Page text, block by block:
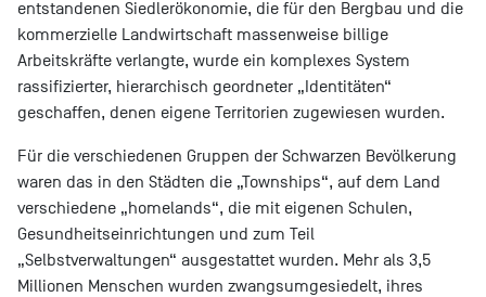
entstandenen Siedlerökonomie, die für den Bergbau und die
kommerzielle Landwirtschaft massenweise billige
Arbeitskräfte verlangte, wurde ein komplexes System
rassifizierter, hierarchisch geordneter „Identitäten“
geschaffen, denen eigene Territorien zugewiesen wurden.
Für die verschiedenen Gruppen der Schwarzen Bevölkerung
waren das in den Städten die „Townships“, auf dem Land
verschiedene „homelands“, die mit eigenen Schulen,
Gesundheitseinrichtungen und zum Teil
„Selbstverwaltungen“ ausgestattet wurden. Mehr als 3,5
Millionen Menschen wurden zwangsumgesiedelt, ihres